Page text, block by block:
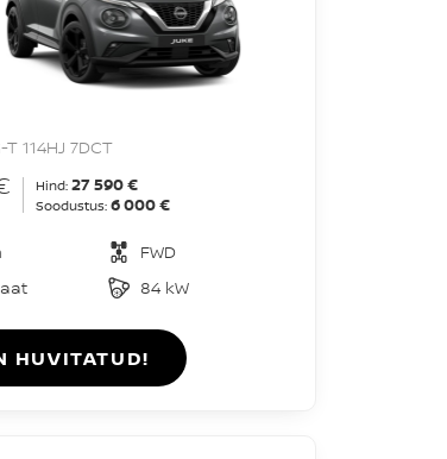
114HJ 7DCT
Hind: 27 590 €
Soodustus: 6 000 €
FWD
84 kW
HUVITATUD!